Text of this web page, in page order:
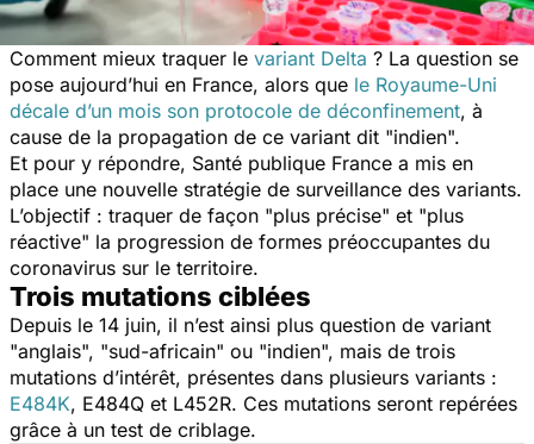
Comment mieux traquer le variant Delta ? La question se
pose aujourd’hui en France, alors que le Royaume-Uni
décale d’un mois son protocole de déconfinement, à
cause de la propagation de ce variant dit "indien".
Et pour y répondre, Santé publique France a mis en
place une nouvelle stratégie de surveillance des variants.
L’objectif : traquer de façon "plus précise" et "plus
réactive" la progression de formes préoccupantes du
coronavirus sur le territoire.
Trois mutations ciblées
Depuis le 14 juin, il n’est ainsi plus question de variant
"anglais", "sud-africain" ou "indien", mais de trois
mutations d’intérêt, présentes dans plusieurs variants :
E484K, E484Q et L452R. Ces mutations seront repérées
grâce à un test de criblage.